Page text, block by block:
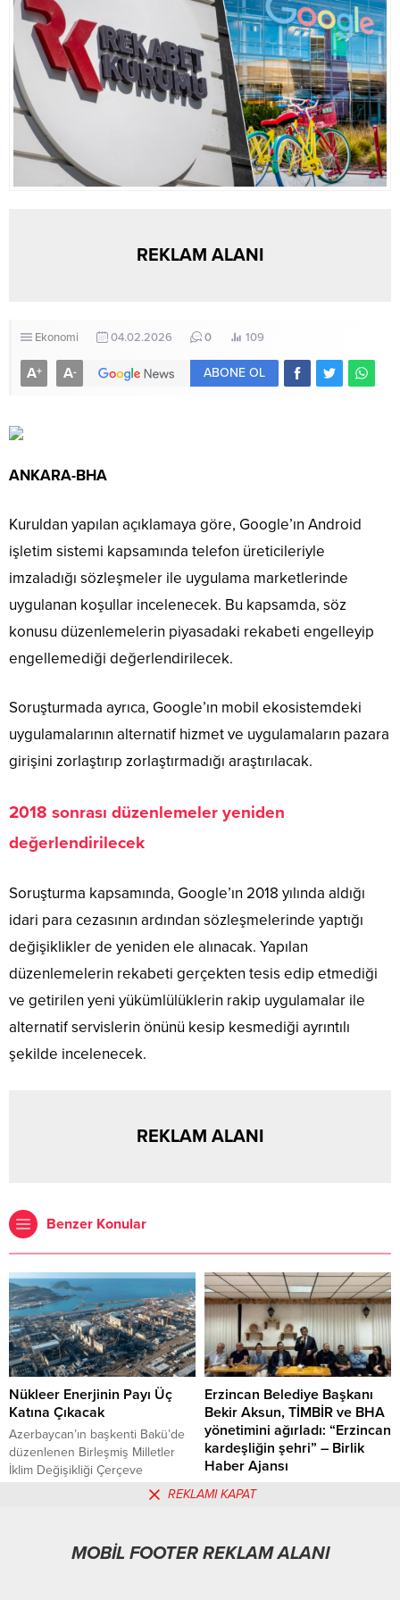
personel, 11 helikopter, 4...
REKLAM ALANI
Ekonomi 04.02.2026 0 109
A+ A- ABONE OL
ANKARA-BHA
Kuruldan yapılan açıklamaya göre, Google’ın Android
işletim sistemi kapsamında telefon üreticileriyle
imzaladığı sözleşmeler ile uygulama marketlerinde
uygulanan koşullar incelenecek. Bu kapsamda, söz
konusu düzenlemelerin piyasadaki rekabeti engelleyip
engellemediği değerlendirilecek.
Soruşturmada ayrıca, Google’ın mobil ekosistemdeki
uygulamalarının alternatif hizmet ve uygulamaların pazara
girişini zorlaştırıp zorlaştırmadığı araştırılacak.
2018 sonrası düzenlemeler yeniden
değerlendirilecek
Soruşturma kapsamında, Google’ın 2018 yılında aldığı
idari para cezasının ardından sözleşmelerinde yaptığı
değişiklikler de yeniden ele alınacak. Yapılan
düzenlemelerin rekabeti gerçekten tesis edip etmediği
ve getirilen yeni yükümlülüklerin rakip uygulamalar ile
alternatif servislerin önünü kesip kesmediği ayrıntılı
şekilde incelenecek.
REKLAM ALANI
Benzer Konular
Nükleer Enerjinin Payı Üç
Katına Çıkacak
Azerbaycan’ın başkenti Bakü’de
düzenlenen Birleşmiş Milletler
İklim Değişikliği Çerçeve
nükleer enerjinin önemi bir kez
daha güçlü bir şekilde dile
Erzincan Belediye Başkanı
Bekir Aksun, TİMBİR ve BHA
yönetimini ağırladı: “Erzincan
kardeşliğin şehri” – Birlik
Haber Ajansı
ERZİNCAN-BHA Toplantıda
gerçeği olduğuna dikkat çekerek,
24.05.2025
REKLAMI KAPAT
MOBİL FOOTER REKLAM ALANI